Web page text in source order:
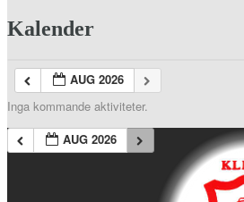
Kalender
AUG 2026
Inga kommande aktiviteter.
AUG 2026